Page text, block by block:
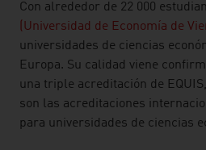
Con alrededor de 22 000
(Universidad de Economía de
universidades de ciencias
Europa. Su calidad viene
una triple acreditación de
son las acreditaciones
para universidades de ciencias